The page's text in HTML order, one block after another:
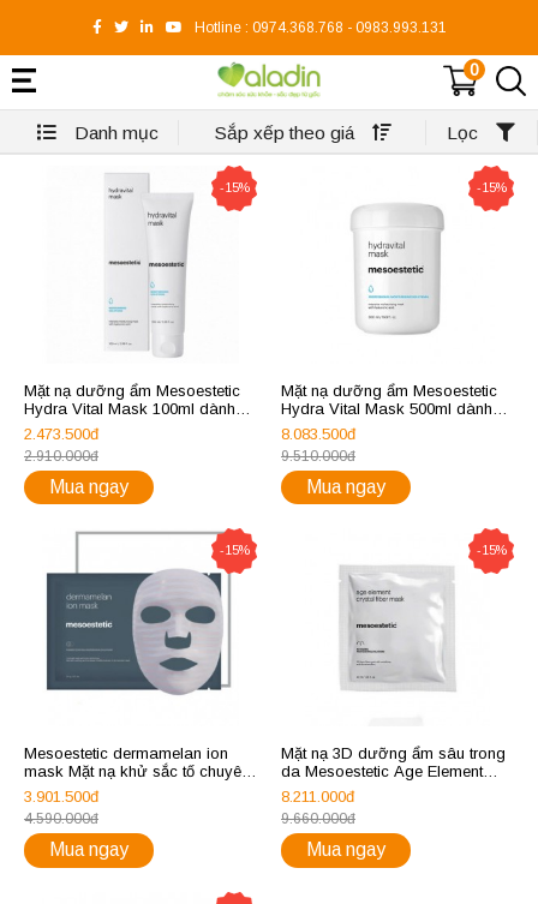
Hotline : 0974.368.768 - 0983.993.131
0
Danh mục Sắp xếp theo giá Lọc
-15%
Mặt nạ dưỡng ẩm Mesoestetic
Hydra Vital Mask 100ml dành
cho da khô và mất nước
2.473.500đ
2.910.000đ
Mua ngay
-15%
Mặt nạ dưỡng ẩm Mesoestetic
Hydra Vital Mask 500ml dành
cho da khô và mất nước
8.083.500đ
9.510.000đ
Mua ngay
-15%
Mesoestetic dermamelan ion
mask Mặt nạ khử sắc tố chuyên
sâu
3.901.500đ
4.590.000đ
Mua ngay
-15%
Mặt nạ 3D dưỡng ẩm sâu trong
da Mesoestetic Age Element
Crystal Fiber Mask
8.211.000đ
9.660.000đ
Mua ngay